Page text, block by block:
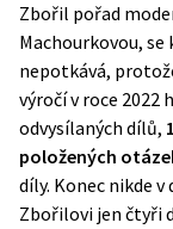
Zbořil pořad
Machourkovou,
nepotkává,
výročí v roce 2022
odvysílaných dílů,
položených
díly. Konec nikde
Zbořilovi jen čtyři